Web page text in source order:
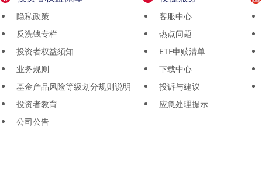
隐私政策
反洗钱专栏
投资者权益须知
业务规则
基金产品风险等级划分规则说明
投资者教育
公司公告
客服中心
热点问题
ETF申赎清单
下载中心
投诉与建议
应急处理提示